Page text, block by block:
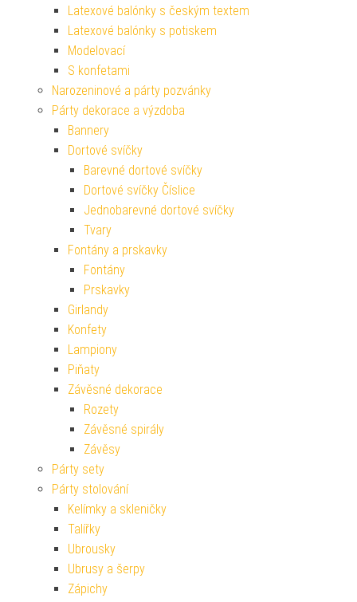
Latexové balónky s českým textem
Latexové balónky s potiskem
Modelovací
S konfetami
Narozeninové a párty pozvánky
Párty dekorace a výzdoba
Bannery
Dortové svíčky
Barevné dortové svíčky
Dortové svíčky Číslice
Jednobarevné dortové svíčky
Tvary
Fontány a prskavky
Fontány
Prskavky
Girlandy
Konfety
Lampiony
Piňaty
Závěsné dekorace
Rozety
Závěsné spirály
Závěsy
Párty sety
Párty stolování
Kelímky a skleničky
Talířky
Ubrousky
Ubrusy a šerpy
Zápichy